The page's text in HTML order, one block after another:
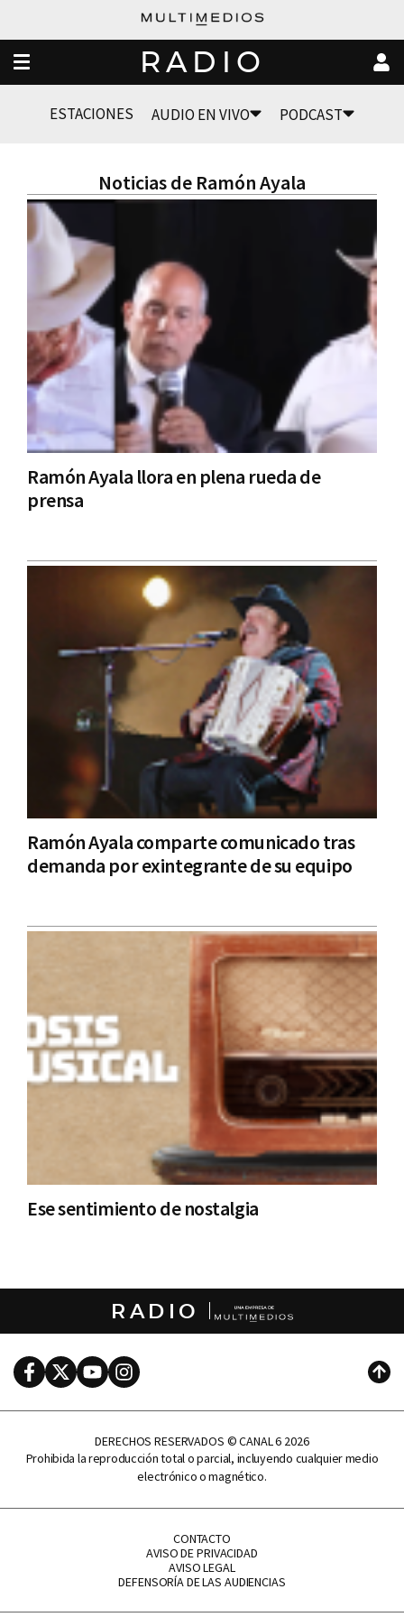
RADIO
ESTACIONES AUDIO EN VIVO PODCAST
Noticias de Ramón Ayala
Ramón Ayala llora en plena rueda de
prensa
Ramón Ayala comparte comunicado tras
demanda por exintegrante de su equipo
Ese sentimiento de nostalgia
RADIO
FacebookTwitterYoutubeInstagram
DERECHOS RESERVADOS © CANAL 6 2026
Prohibida la reproducción total o parcial, incluyendo cualquier medio
electrónico o magnético.
CONTACTO
AVISO DE PRIVACIDAD
AVISO LEGAL
DEFENSORÍA DE LAS AUDIENCIAS